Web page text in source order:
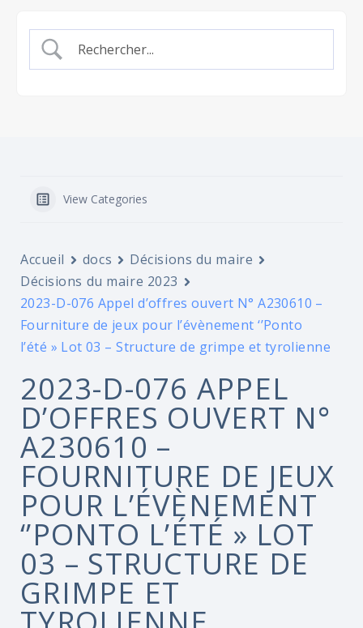
View Categories
Accueil docs
Décisions du maire
Décisions du maire 2023
2023-D-076 Appel d’offres ouvert N° A230610 –
Fourniture de jeux pour l’évènement ‘’Ponto
l’été » Lot 03 – Structure de grimpe et tyrolienne
2023-D-076 APPEL
D’OFFRES OUVERT N°
A230610 –
FOURNITURE DE JEUX
POUR L’ÉVÈNEMENT
‘’PONTO L’ÉTÉ » LOT
03 – STRUCTURE DE
GRIMPE ET